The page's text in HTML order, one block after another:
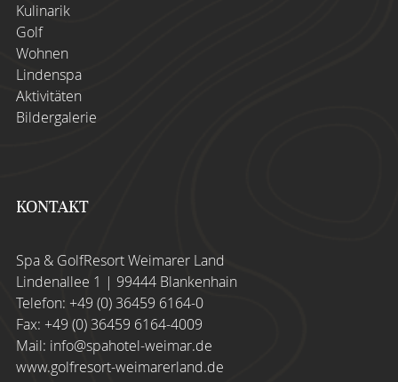
Kulinarik
Golf
Wohnen
Lindenspa
Aktivitäten
Bildergalerie
KONTAKT
Spa & GolfResort Weimarer Land
Lindenallee 1 | 99444 Blankenhain
Telefon: +49 (0) 36459 6164-0
Fax: +49 (0) 36459 6164-4009
Mail: info@spahotel-weimar.de
www.golfresort-weimarerland.de